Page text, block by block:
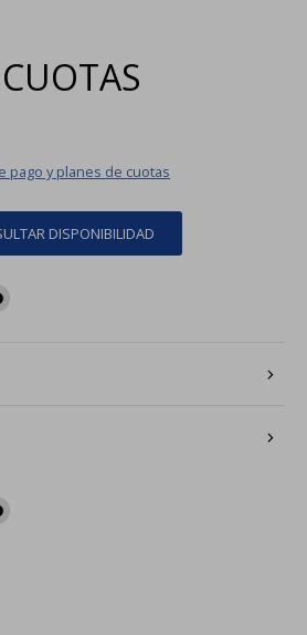
pago y planes de cuotas
DISPONIBILIDAD